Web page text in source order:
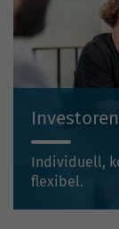
Individuell,
flexibel.